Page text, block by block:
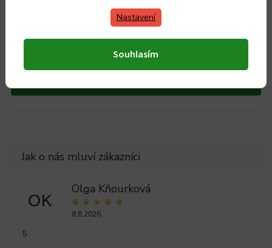
Nastavení
Souhlasím
OK
Olga Kňourková
8.8.2026
5